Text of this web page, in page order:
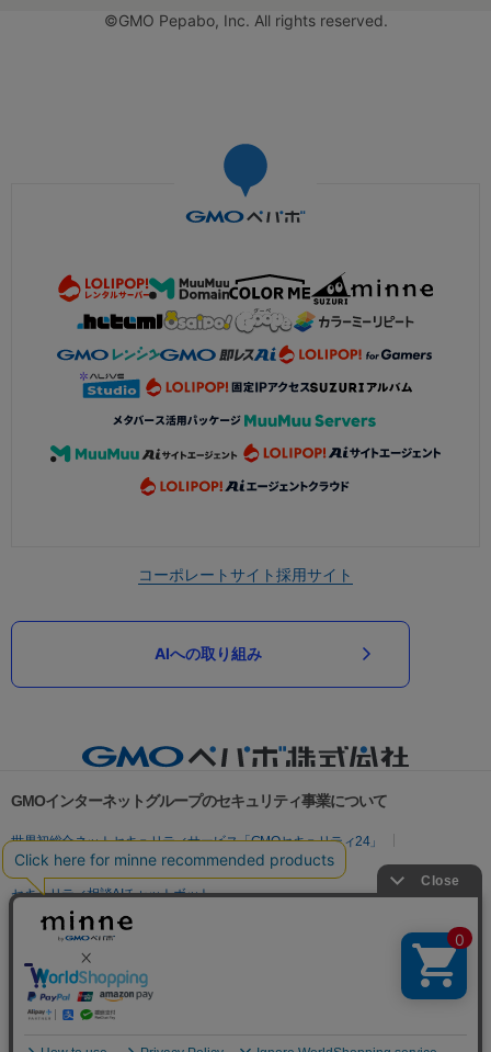
©GMO Pepabo, Inc. All rights reserved.
コーポレートサイト採用サイト
AIへの取り組み
GMOインターネットグループのセキュリティ事業について
世界初総合ネットセキュリティサービス「GMOセキュリティ24」
パスワード漏洩診断
Webサイトリスク診断
セキュリティ相談AIチャットボット
実在証明・盗聴対策
サイバー攻撃対策（GMO Flatt Security）
セキュリティ事業の軌跡